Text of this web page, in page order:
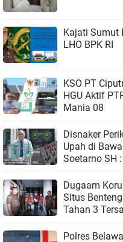
Kajati Sumut Berjanji Akan
LHO BPK RI
KSO PT
HGU Aktif PTPN 2 akan Dilaporkan Prabowo
Mania 08
Disnaker
Upah di
Soetarno SH
Hukum
Dugaam Korupsi Rp 1
Situs
Tahan 3
Polres